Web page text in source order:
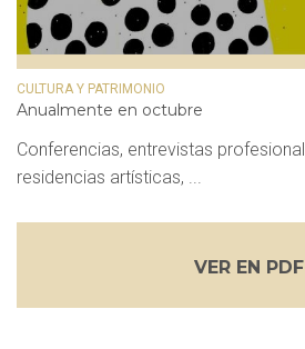
CULTURA Y PATRIMONIO
Anualmente en octubre
Conferencias, entrevistas
residencias artísticas, ...
VER EN PDF